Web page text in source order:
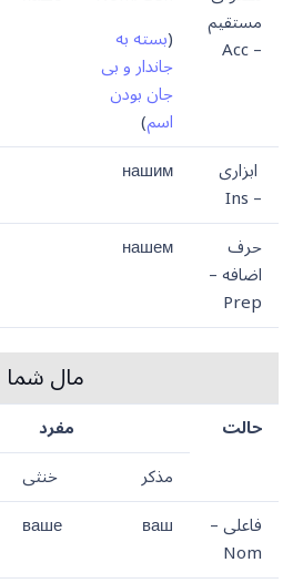
مستقیم
– Acc
(بسته به
جاندار و بی
جان بودن
اسم)
ابزاری
– Ins
нашим
حرف
اضافه –
Prep
нашем
مال شما
حالت مفرد
مذکر
خنثی
فاعلی –
Nom
ваш
ваше